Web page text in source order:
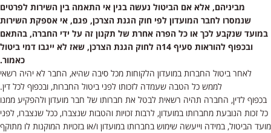
מביניהם, אלא אם הביטול נעשה בגין אי התאמה בין השירות לפרטים
שנמסרו לחבר המועדון לפי חוק הגנת הצרכן, פגם, אי אספקת השירות
במועד שנקבע לכך או כל הפרה אחרת של תקנון זה על ידי החברה, בהתאם
ובכפוף להוראות סעיף 14ה לחוק הגנת הצרכן, שאז לא ייגבו דמי ביטול
כאמור.
לאחר ביטול החברות במועדון הלקוחות מכל סיבה שהיא, החבר לא יהיה רשאי
לממש כל הטבה שעמדה לזכותו לפני ביטול החברות, ובכפוף לכל דין.
בכפוף לדין, החברה תהיה רשאית לבטל את חברותו של חבר מועדון ולהפקיע ממנו
כל זכות הנובעת מחברותו במועדון, לרבות זכויות והטבות שנצברו, ככל שנצברו, לפני
מועד הביטול, במידה וייעשה שימוש בחברותו במועדון ו/או בזכויות המוקנות לו מתוקף